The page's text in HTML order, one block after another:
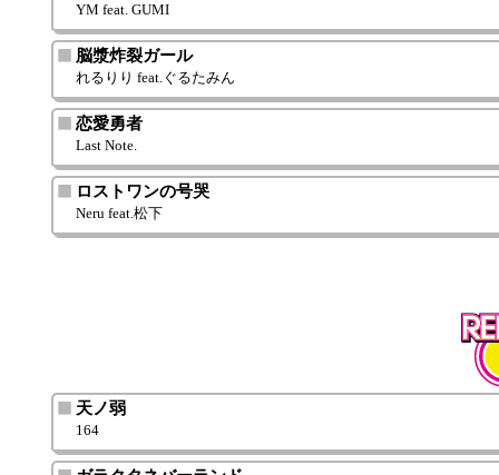
YM feat. GUMI
脳漿炸裂ガール
れるりり feat.ぐるたみん
恋愛勇者
Last Note.
ロストワンの号哭
Neru feat.松下
天ノ弱
164